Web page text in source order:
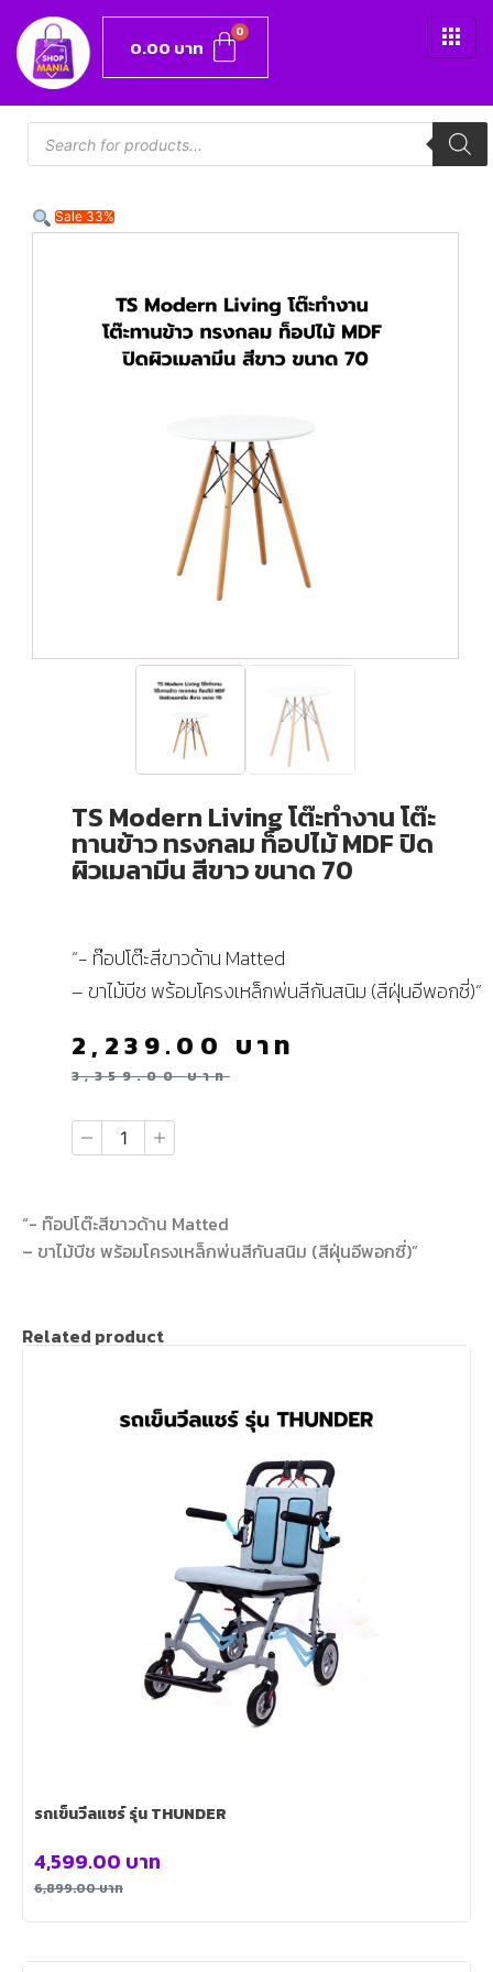
0.00 บาท
Sale 33%
TS Modern Living โต๊ะทำงาน โต๊ะ
ทานข้าว ทรงกลม ท็อปไม้ MDF ปิด
ผิวเมลามีน สีขาว ขนาด 70
“- ท๊อปโต๊ะสีขาวด้าน Matted
– ขาไม้บีช พร้อมโครงเหล็กพ่นสีกันสนิม (สีฝุ่นอีพอกซี่)”
3,359.00บาท
2,239.00 บาท
“- ท๊อปโต๊ะสีขาวด้าน Matted
– ขาไม้บีช พร้อมโครงเหล็กพ่นสีกันสนิม (สีฝุ่นอีพอกซี่)”
Related product
รถเข็นวีลแชร์ รุ่น THUNDER
6,899.00บาท
4,599.00 บาท